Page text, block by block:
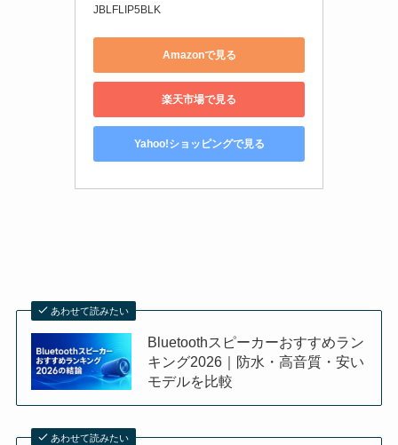
JBLFLIP5BLK
Amazonで見る
楽天市場で見る
Yahoo!ショッピングで見る
あわせて読みたい
Bluetoothスピーカーおすすめラン
キング2026｜防水・高音質・安い
モデルを比較
あわせて読みたい